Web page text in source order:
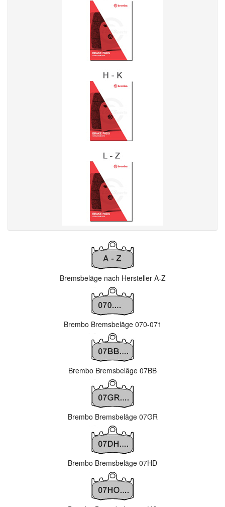
Bremsbeläge nach Hersteller A-Z
Brembo Bremsbeläge 070-071
Brembo Bremsbeläge 07BB
Brembo Bremsbeläge 07GR
Brembo Bremsbeläge 07HD